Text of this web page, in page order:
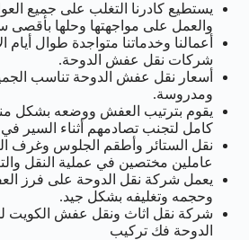
يستطيع كادرنا التغلب على جميع
والعمل على مواجهتها وحلها
أعمالنا وخدماتنا متواجدة طوال
شركات نقل عفش الدوحة.
أسعار نقل عفش الدوحة تناسب
ومدروسة.
يقوم بترتيب العفش ووضعه بشكل
كامل لتجنب تصادمهم أثناء السير
نقل الستائر وأطقم الجلوس وغرف
عاملين مختصين في عملية النقل
يعمل شركة نقل الدوحة على فرز
وحجمه وتغليفه بشكل جيد.
شركة نقل اثاث ونقل عفش
الدوحة فك تركيب